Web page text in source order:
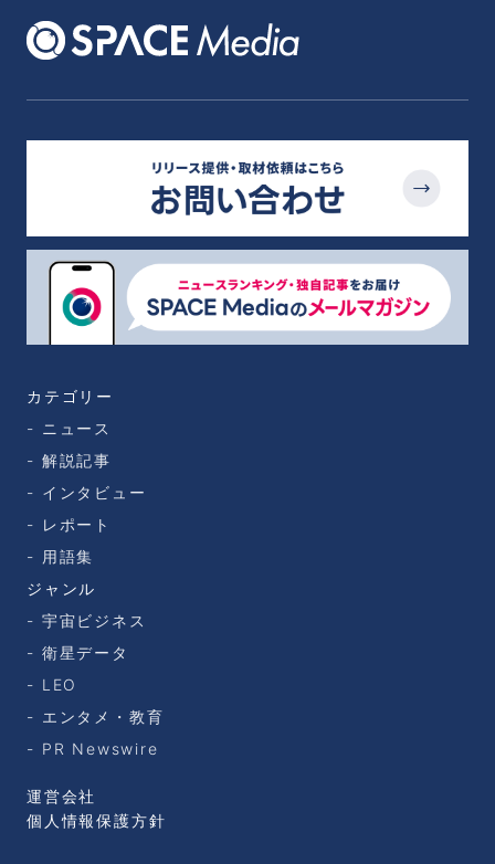
カテゴリー
ニュース
解説記事
インタビュー
レポート
用語集
ジャンル
宇宙ビジネス
衛星データ
LEO
エンタメ・教育
PR Newswire
運営会社
個人情報保護方針